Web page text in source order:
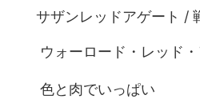
サザンレッドアゲート /
ウォーロード・レッド
色と肉でいっぱい